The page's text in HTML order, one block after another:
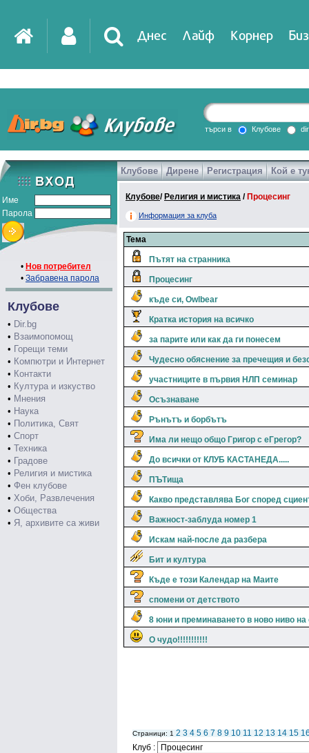
Днес Лайф Корнер
DirTV Impressio
Games
търси в Клубове
Име
Парола
• Нов потребител
• Забравена парола
Клубове
• Dir.bg
• Взаимопомощ
• Горещи теми
• Компютри и Интернет
• Контакти
• Култура и изкуство
• Мнения
• Наука
• Политика, Свят
• Спорт
• Техника
• Градове
• Религия и мистика
• Фен клубове
• Хоби, Развлечения
• Общества
• Я, архивите са живи
Клубове Дирене Регистрация Кой е
Клубове/ Религия и мистика / Процесинг
Информация за клуба
Тема
Пътят на странника
Процесинг
къде си, Owlbear
Кратка история на всичко
за парите или как да ги понесем
Чудесно обяснение за пречещия и
участниците в първия НЛП семинар
Осъзнаване
Рънътъ и борбътъ
Има ли нещо общо Григор с еГрегор?
До всички от КЛУБ КАСТАНЕДА.....
ПЪТища
Какво представлява Бог според
Важност-заблуда номер 1
Искам най-после да разбера
Бит и култура
Къде е този Календар на Маите
спомени от детството
8 юни и преминаването в ново ниво на
О чудо!!!!!!!!!!!
Страници: 1 2 3 4 5 6 7 8 9 10 11 12 13 14 15
Клуб :